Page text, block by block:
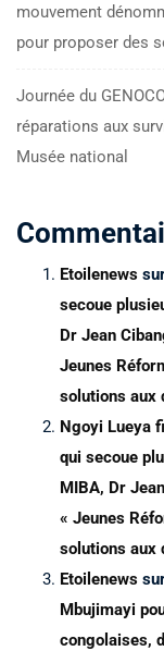
mouvement
pour proposer des
Journée du
réparations aux
Musée national
Etoilenews
secoue
Dr Jean
Jeunes
solutions aux
Ngoyi Lueya
qui secoue
MIBA, Dr
« Jeunes
solutions aux
Etoilenews
Mbujimayi
congolaises,